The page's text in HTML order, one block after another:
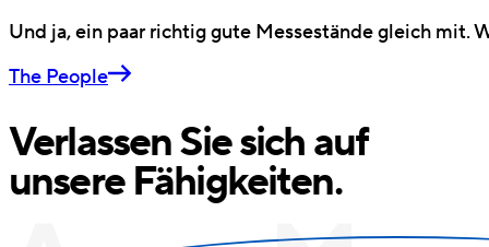
Und ja, ein paar richtig gute Messestände gleich mit.
The People
Verlassen Sie sich auf
unsere Fähigkeiten.